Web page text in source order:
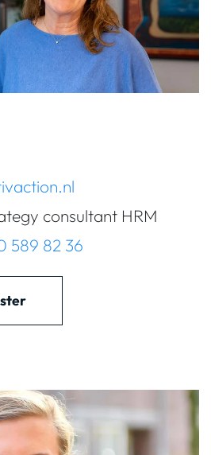
consultant HRM
589 82 36